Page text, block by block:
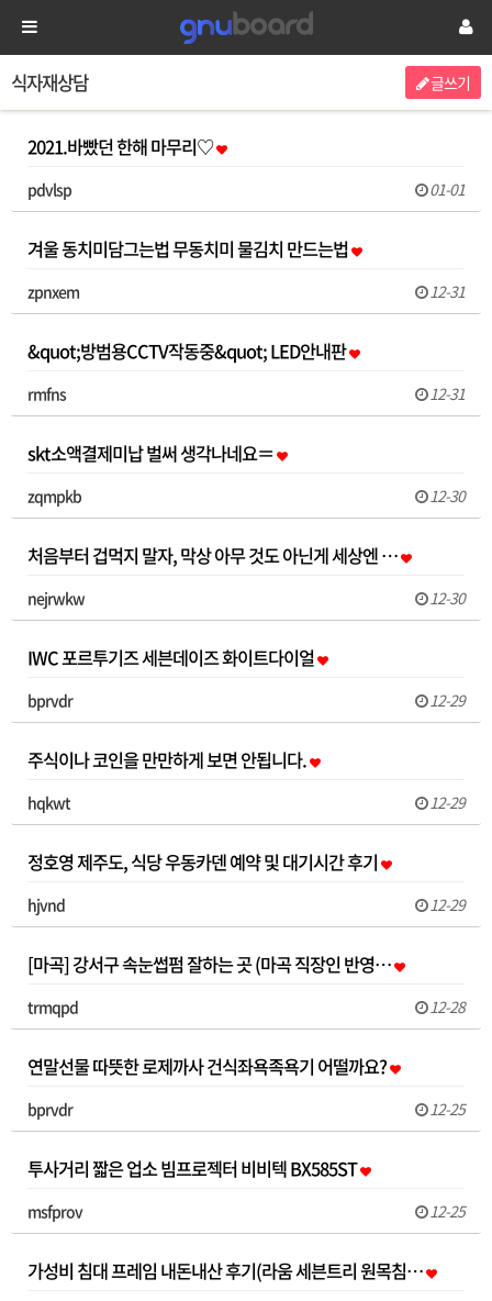
식자재상담 글쓰기
2021.바빴던 한해 마무리♡
pdvlsp 01-01
겨울 동치미담그는법 무동치미 물김치 만드는법
zpnxem 12-31
&quot;방범용CCTV작동중&quot; LED안내판
rmfns 12-31
skt소액결제미납 벌써 생각나네요＝
zqmpkb 12-30
처음부터 겁먹지 말자, 막상 아무 것도 아닌게 세상엔 …
nejrwkw 12-30
IWC 포르투기즈 세븐데이즈 화이트다이얼
bprvdr 12-29
주식이나 코인을 만만하게 보면 안됩니다.
hqkwt 12-29
정호영 제주도, 식당 우동카덴 예약 및 대기시간 후기
hjvnd 12-29
[마곡] 강서구 속눈썹펌 잘하는 곳 (마곡 직장인 반영…
trmqpd 12-28
연말선물 따뜻한 로제까사 건식좌욕족욕기 어떨까요?
bprvdr 12-25
투사거리 짧은 업소 빔프로젝터 비비텍 BX585ST
msfprov 12-25
가성비 침대 프레임 내돈내산 후기(라움 세븐트리 원목침…